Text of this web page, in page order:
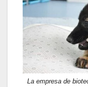
La empresa de